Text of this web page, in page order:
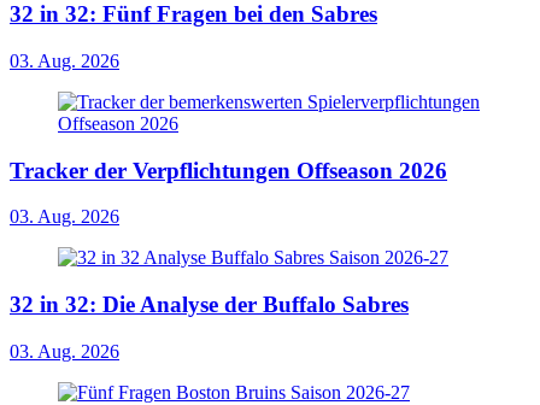
32 in 32: Fünf Fragen bei den Sabres
03. Aug. 2026
Tracker der Verpflichtungen Offseason 2026
03. Aug. 2026
32 in 32: Die Analyse der Buffalo Sabres
03. Aug. 2026